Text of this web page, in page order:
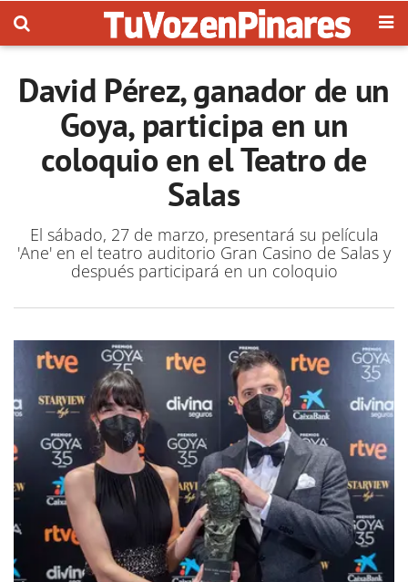
David Pérez, ganador de un
Goya, participa en un
coloquio en el Teatro de
Salas
El sábado, 27 de marzo, presentará su película
'Ane' en el teatro auditorio Gran Casino de Salas y
después participará en un coloquio